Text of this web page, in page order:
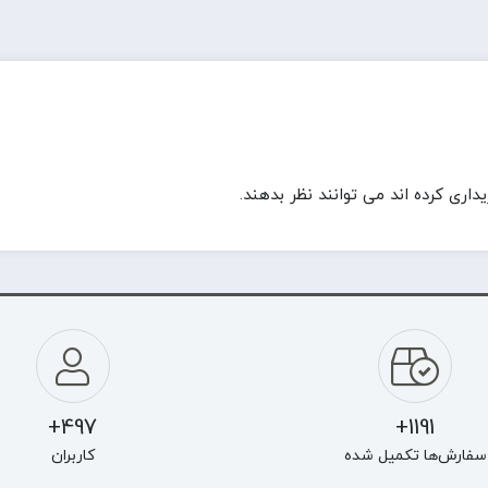
کرده اند می توانند نظر بدهند.
1191+
سفارش‌ها تکمیل شده
497+
کاربران